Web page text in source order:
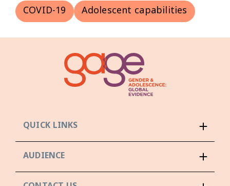
COVID-19 Adolescent capabilities
QUICK LINKS
AUDIENCE